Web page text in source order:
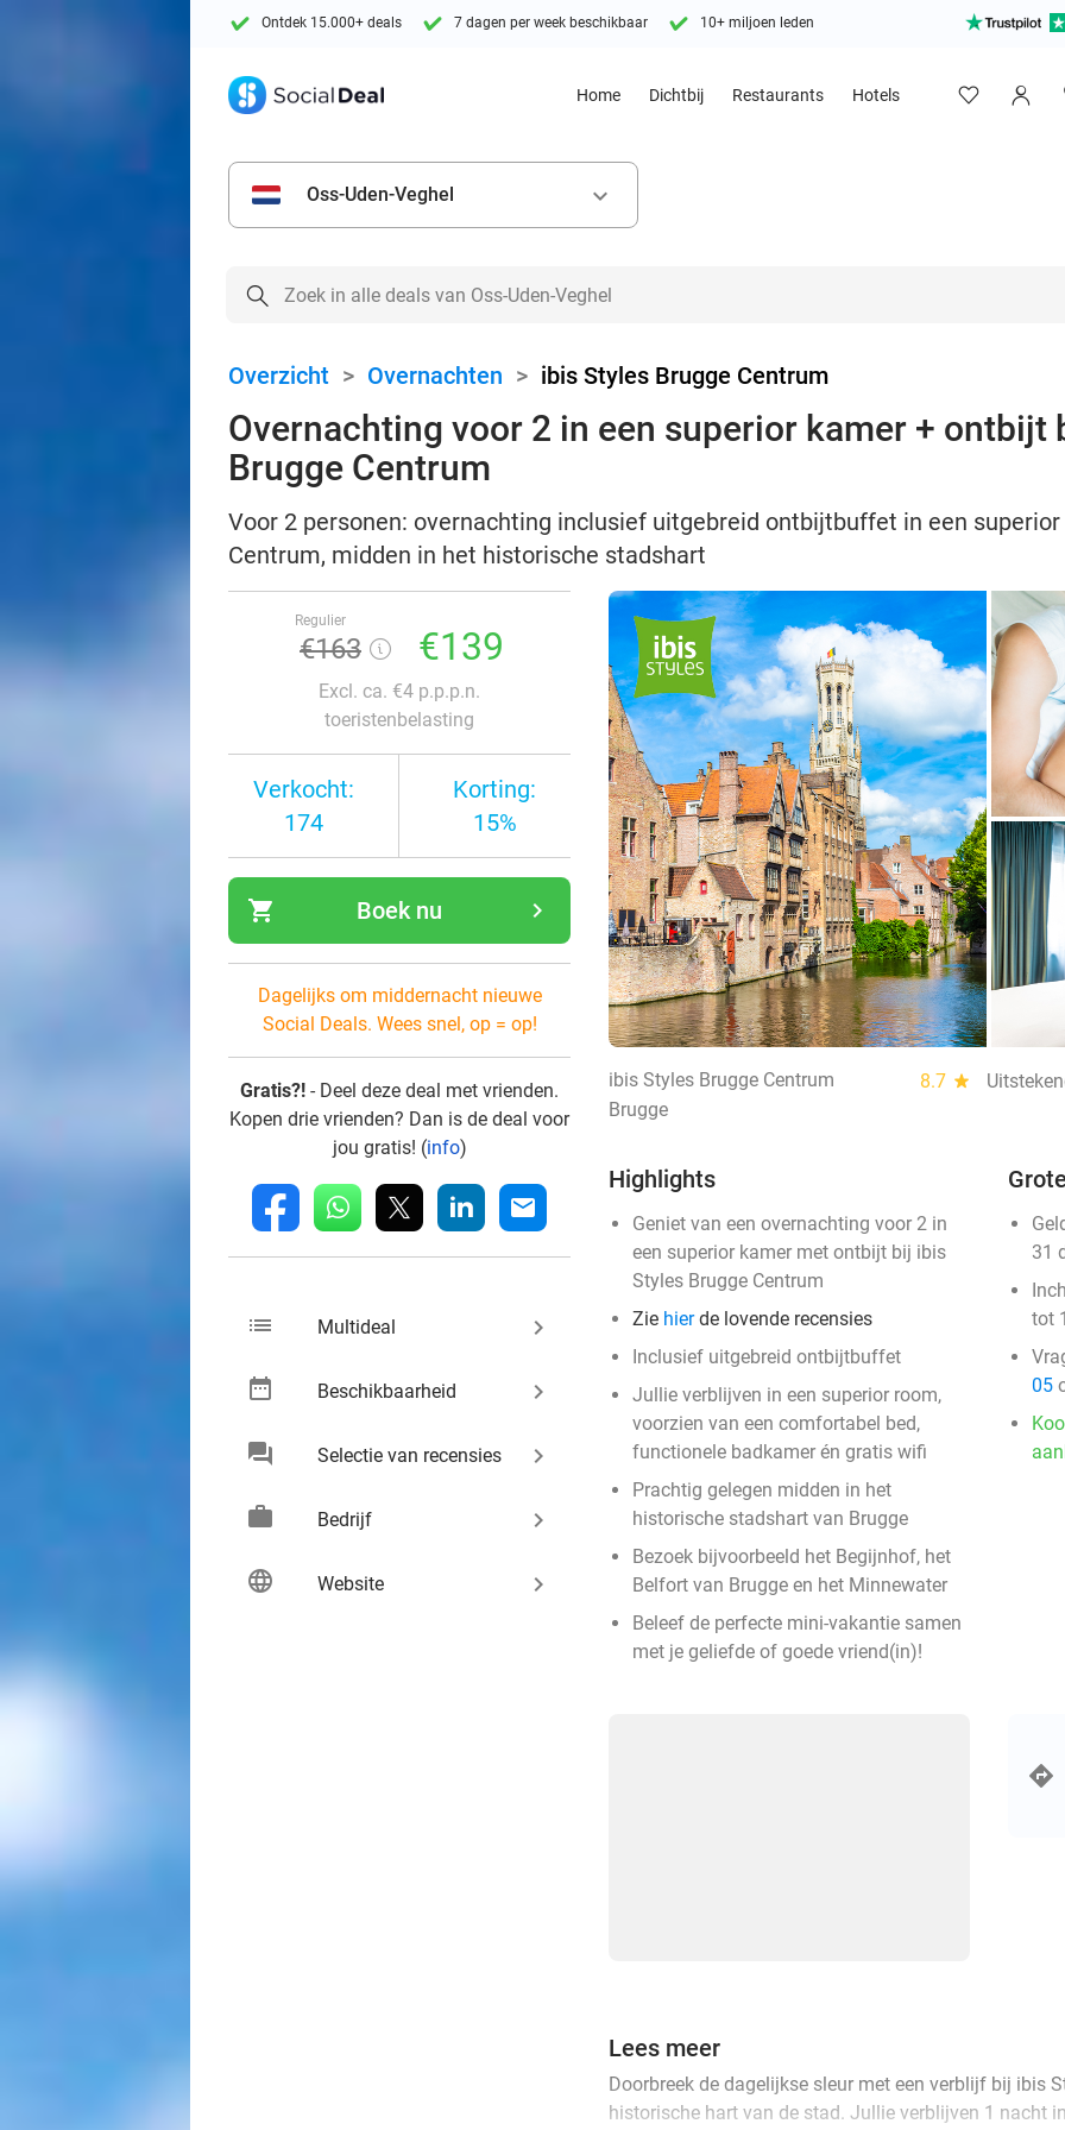
Ontdek 15.000+ deals 7 dagen per week beschikbaar 10+ miljoen leden
Home Dichtbij Restaurants Hotels
Oss-Uden-Veghel keyboard_arrow_down
Overzicht > Overnachten > ibis Styles Brugge Centrum
Overnachting voor 2 in een superior kamer + ontbijt
Brugge Centrum
Voor 2 personen: overnachting inclusief uitgebreid ontbijtbuffet in een
Centrum, midden in het historische stadshart
Regulier
€163 €139
Excl. ca. €4 p.p.p.n.
toeristenbelasting
Verkocht:
174
Korting:
15%
shopping_cart navigate_next
Boek nu
Dagelijks om middernacht nieuwe
Social Deals. Wees snel, op = op!
Gratis?! - Deel deze deal met vrienden.
Kopen drie vrienden? Dan is de deal voor
jou gratis! (info)
fb whatsapp linkedin mail
list Multideal keyboard_arrow_right
date_range Beschikbaarheid keyboard_arrow_right
chat Selectie van recensies keyboard_arrow_right
work Bedrijf keyboard_arrow_right
language Website keyboard_arrow_right
ibis Styles Brugge Centrum 8.7 star
Brugge
Highlights
Geniet van een overnachting voor 2 in
een superior kamer met ontbijt bij ibis
Styles Brugge Centrum
Zie hierde lovende recensies
Inclusief uitgebreid ontbijtbuffet
Jullie verblijven in een superior room,
voorzien van een comfortabel bed,
functionele badkamer én gratis wifi
Prachtig gelegen midden in het
historische stadshart van Brugge
Bezoek bijvoorbeeld het Begijnhof, het
Belfort van Brugge en het Minnewater
Beleef de perfecte mini-vakantie samen
met je geliefde of goede vriend(in)!
31
tot
05
Lees meer
Doorbreek de dagelijkse sleur met een verblijf bij ibis
historische hart van de stad. Jullie verblijven 1 nacht